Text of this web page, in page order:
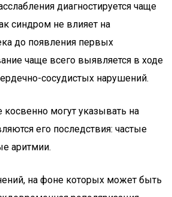
диагностируется чаще
синдром не влияет на
до появления первых
чаще всего выявляется в ходе
сосудистых нарушений.
могут указывать на
его последствия: частые
аритмии.
на фоне которых может быть